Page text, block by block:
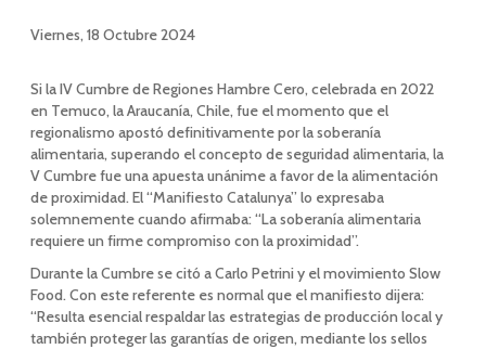
Viernes, 18 Octubre 2024
Si la IV Cumbre de Regiones Hambre Cero, celebrada en 2022
en Temuco, la Araucanía, Chile, fue el momento que el
regionalismo apostó definitivamente por la soberanía
alimentaria, superando el concepto de seguridad alimentaria, la
V Cumbre fue una apuesta unánime a favor de la alimentación
de proximidad. El “Manifiesto Catalunya” lo expresaba
solemnemente cuando afirmaba: “La soberanía alimentaria
requiere un firme compromiso con la proximidad”.
Durante la Cumbre se citó a Carlo Petrini y el movimiento Slow
Food. Con este referente es normal que el manifiesto dijera:
“Resulta esencial respaldar las estrategias de producción local y
también proteger las garantías de origen, mediante los sellos